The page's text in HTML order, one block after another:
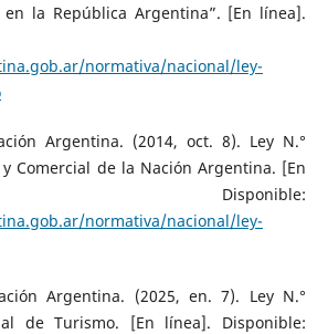
la República Argentina”. [En línea].
normativa/nacional/ley-
Argentina. (2014, oct. 8). Ley N.°
Comercial de la Nación Argentina. [En
Disponible:
normativa/nacional/ley-
Argentina. (2025, en. 7). Ley N.°
de Turismo. [En línea]. Disponible: